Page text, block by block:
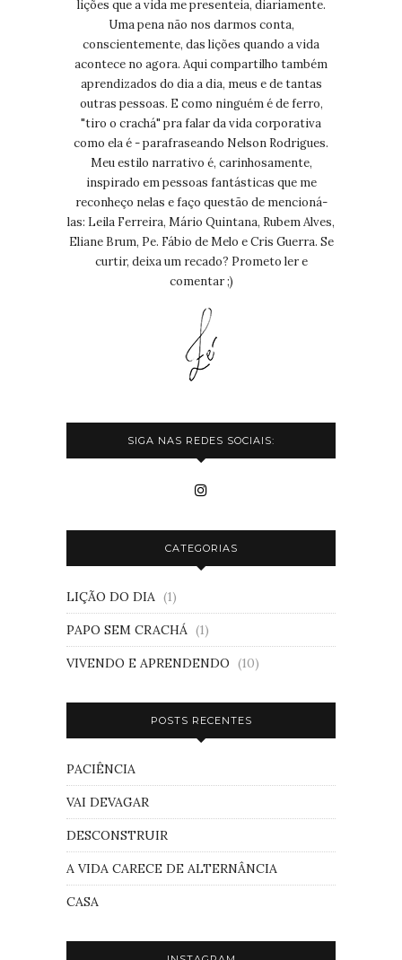
lições que a vida me presenteia, diariamente.
Uma pena não nos darmos conta,
conscientemente, das lições quando a vida
acontece no agora. Aqui compartilho também
aprendizados do dia a dia, meus e de tantas
outras pessoas. E como ninguém é de ferro,
"tiro o crachá" pra falar da vida corporativa
como ela é - parafraseando Nelson Rodrigues.
Meu estilo narrativo é, carinhosamente,
inspirado em pessoas fantásticas que me
reconheço nelas e faço questão de mencioná-
las: Leila Ferreira, Mário Quintana, Rubem Alves,
Eliane Brum, Pe. Fábio de Melo e Cris Guerra. Se
curtir, deixa um recado? Prometo ler e
comentar ;)
SIGA NAS REDES SOCIAIS:
CATEGORIAS
LIÇÃO DO DIA (1)
PAPO SEM CRACHÁ (1)
VIVENDO E APRENDENDO (10)
POSTS RECENTES
PACIÊNCIA
VAI DEVAGAR
DESCONSTRUIR
A VIDA CARECE DE ALTERNÂNCIA
CASA